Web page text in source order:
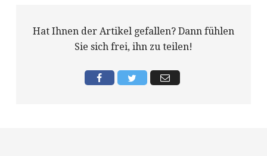
Hat Ihnen der Artikel gefallen? Dann fühlen
Sie sich frei, ihn zu teilen!